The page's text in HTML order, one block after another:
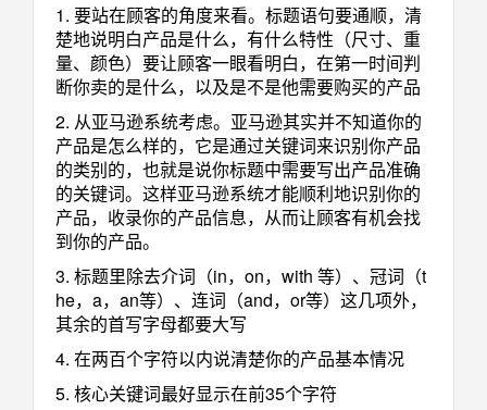
1. 要站在顾客的角度来看。标题语句要通顺，清
楚地说明白产品是什么，有什么特性（尺寸、重
量、颜色）要让顾客一眼看明白，在第一时间判
断你卖的是什么，以及是不是他需要购买的产品
2. 从亚马逊系统考虑。亚马逊其实并不知道你的
产品是怎么样的，它是通过关键词来识别你产品
的类别的，也就是说你标题中需要写出产品准确
的关键词。这样亚马逊系统才能顺利地识别你的
产品，收录你的产品信息，从而让顾客有机会找
到你的产品。
3. 标题里除去介词（in，on，with 等）、冠词（t
he，a，an等）、连词（and，or等）这几项外，
其余的首写字母都要大写
4. 在两百个字符以内说清楚你的产品基本情况
5. 核心关键词最好显示在前35个字符